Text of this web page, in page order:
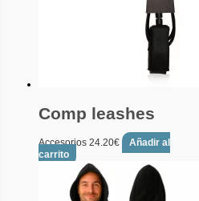
Comp leashes
Accesorios 24.20€
Añadir al
carrito